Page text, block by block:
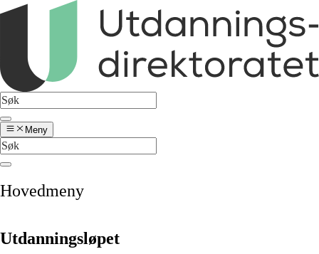
Meny
Hovedmeny
Utdanningsløpet